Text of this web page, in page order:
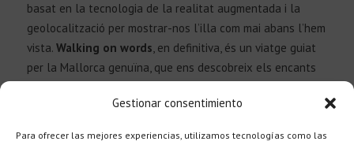
Gestionar consentimiento
Para ofrecer las mejores experiencias, utilizamos tecnologías como las
basat en la tecnologia de la realitat augmentada i la
geolocalització per mostrar-nos l’illa com mai abans l’hem
vista. Walking on words, en definitiva, és un viatge guiat
per la Mallorca genuïna, que ens descobreix els encants